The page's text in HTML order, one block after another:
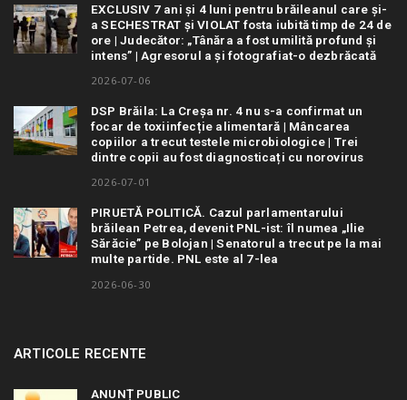
EXCLUSIV 7 ani și 4 luni pentru brăileanul care și-
a SECHESTRAT și VIOLAT fosta iubită timp de 24 de
ore | Judecător: „Tânăra a fost umilită profund și
intens” | Agresorul a și fotografiat-o dezbrăcată
2026-07-06
DSP Brăila: La Creșa nr. 4 nu s-a confirmat un
focar de toxiinfecție alimentară | Mâncarea
copiilor a trecut testele microbiologice | Trei
dintre copii au fost diagnosticați cu norovirus
2026-07-01
PIRUETĂ POLITICĂ. Cazul parlamentarului
brăilean Petrea, devenit PNL-ist: îl numea „Ilie
Sărăcie” pe Bolojan | Senatorul a trecut pe la mai
multe partide. PNL este al 7-lea
2026-06-30
ARTICOLE RECENTE
ANUNȚ PUBLIC